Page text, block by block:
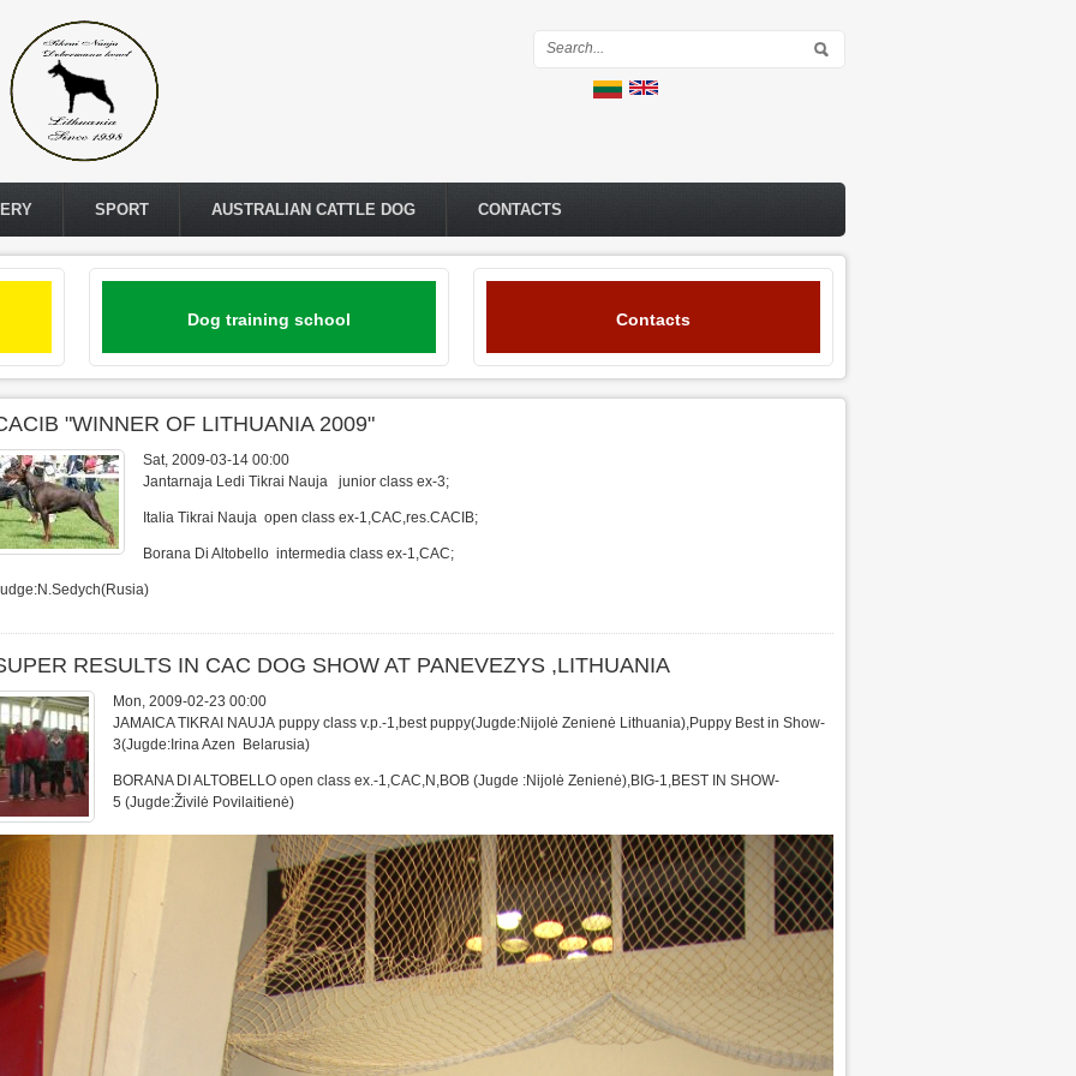
Search form
SPORT AUSTRALIAN CATTLE DOG CONTACTS
Dog training school Contacts
"WINNER OF LITHUANIA 2009"
Sat, 2009-03-14 00:00
Jantarnaja Ledi Tikrai Nauja junior class ex-3;
Italia Tikrai Nauja open class ex-1,CAC,res.CACIB;
Borana Di Altobello intermedia class ex-1,CAC;
RESULTS IN CAC DOG SHOW AT PANEVEZYS ,LITHUANIA
Mon, 2009-02-23 00:00
JAMAICA TIKRAI NAUJA puppy class v.p.-1,best puppy(Jugde:Nijolė Zenienė Lithuania),Puppy Best in Show-
3(Jugde:Irina Azen Belarusia)
BORANA DI ALTOBELLO open class ex.-1,CAC,N,BOB (Jugde :Nijolė Zenienė),BIG-1,BEST IN SHOW-
5 (Jugde:Živilė Povilaitienė)